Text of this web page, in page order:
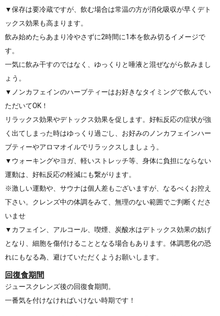
▼保存は要冷蔵ですが、飲む場合は常温の方が消化吸収が早くデト
ックス効果も高まります。
飲み始めたらあまり冷やさずに2時間に1本を飲み切るイメージで
す。
一気に飲み干すのではなく、ゆっくりと唾液と混ぜながら飲みまし
ょう。
▼ノンカフェインのハーブティーはお好きなタイミングで飲んでい
ただいてOK！
リラックス効果やデトックス効果を促します。好転反応の症状が強
く出てしまった時はゆっくり過ごし、お好みのノンカフェインハー
ブティーやアロマオイルでリラックスしましょう。
▼ウォーキングやヨガ、軽いストレッチ等、身体に負担にならない
運動は、好転反応の軽減にも繋がります。
※激しい運動や、サウナは個人差もございますが、なるべくお控え
下さい。クレンズ中の体調をみて、無理のない範囲でご判断くださ
いませ
▼カフェイン、アルコール、喫煙、炭酸水はデトックス効果の妨げ
となり、細胞を傷付けることとなる場合もあります。体調悪化の恐
れにもなる為、避けていただくようお願いします。
回復食期間
ジュースクレンズ後の回復食期間。
一番気を付けなければいけない時期です！